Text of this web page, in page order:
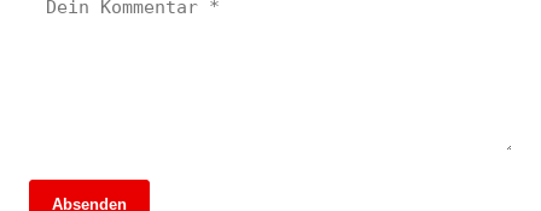
Absenden